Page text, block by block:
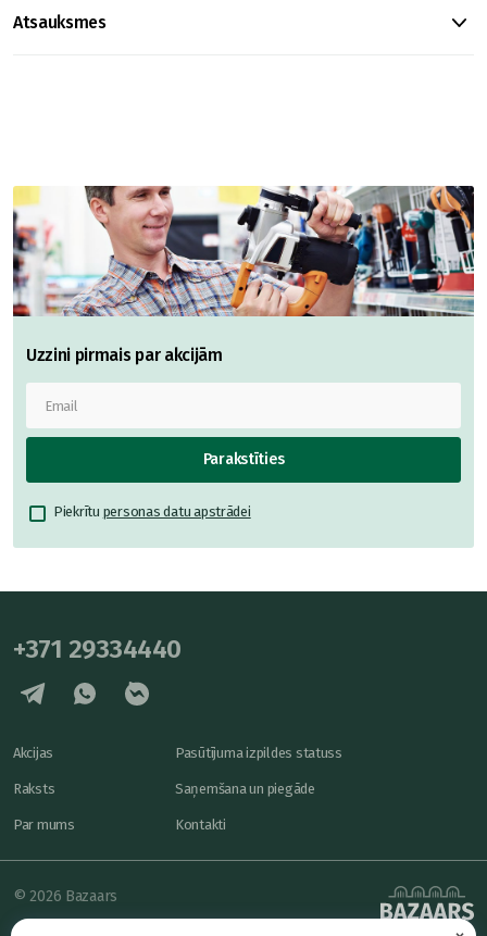
Atsauksmes
Uzzini pirmais par akcijām
Parakstīties
Piekrītu personas datu apstrādei
+371 29334440
Akcijas
Raksts
Par mums
Pasūtījuma izpildes statuss
Saņemšana un piegāde
Kontakti
© 2026 Bazaars